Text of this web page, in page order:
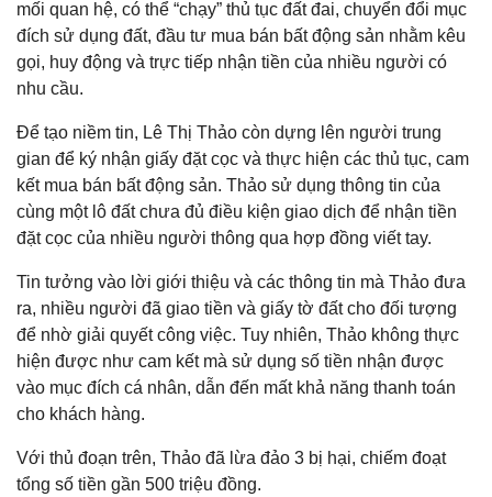
mối quan hệ, có thể “chạy” thủ tục đất đai, chuyển đổi mục
đích sử dụng đất, đầu tư mua bán bất động sản nhằm kêu
gọi, huy động và trực tiếp nhận tiền của nhiều người có
nhu cầu.
Để tạo niềm tin, Lê Thị Thảo còn dựng lên người trung
gian để ký nhận giấy đặt cọc và thực hiện các thủ tục, cam
kết mua bán bất động sản. Thảo sử dụng thông tin của
cùng một lô đất chưa đủ điều kiện giao dịch để nhận tiền
đặt cọc của nhiều người thông qua hợp đồng viết tay.
Tin tưởng vào lời giới thiệu và các thông tin mà Thảo đưa
ra, nhiều người đã giao tiền và giấy tờ đất cho đối tượng
để nhờ giải quyết công việc. Tuy nhiên, Thảo không thực
hiện được như cam kết mà sử dụng số tiền nhận được
vào mục đích cá nhân, dẫn đến mất khả năng thanh toán
cho khách hàng.
Với thủ đoạn trên, Thảo đã lừa đảo 3 bị hại, chiếm đoạt
tổng số tiền gần 500 triệu đồng.